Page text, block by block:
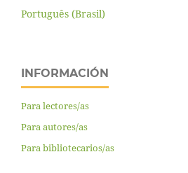
Português (Brasil)
INFORMACIÓN
Para lectores/as
Para autores/as
Para bibliotecarios/as